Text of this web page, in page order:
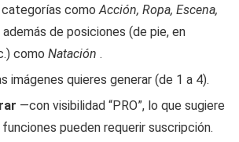
como Acción, Ropa, Escena,
además de posiciones (de pie, en
como Natación .
imágenes quieres generar (de 1 a 4).
—con visibilidad “PRO”, lo que sugiere
pueden requerir suscripción.